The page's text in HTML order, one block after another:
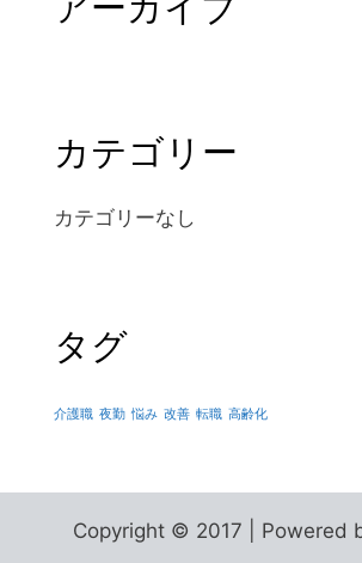
カテゴリー
カテゴリーなし
タグ
介護職 夜勤 悩み 改善 転職 高齢化
Copyright © 2017 | Powered